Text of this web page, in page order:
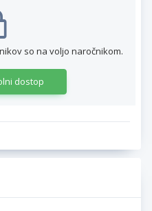
so na voljo naročnikom.
dostop